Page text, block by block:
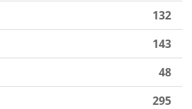
132
143
48
295